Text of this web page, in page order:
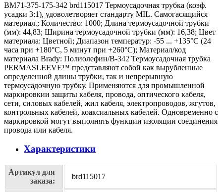
BM71-375-175-342 brd115017 Термоусадочная трубка (коэф.
усадки 3:1), удоволетворяет стандарту MIL. Самогасящийся
материал.; Количество: 1000; Длина термоусадочной трубки
(мм): 44,83; Ширина термоусадочной трубки (мм): 16,38; Цвет
материала: Цветной; Диапазон температур: -55 ... +135°С (24
часа при +180°С, 5 минут при +260°С); Материал/код
материала Brady: Полиолефин/В-342 Термоусадочная трубка
PERMASLEEVE™ представляют собой как вырубленные
определенной длины трубки, так и непрерывную
термоусадочную трубку. Применяются для промышленной
маркировкии защиты кабеля, провода, оптического кабеля,
сети, силовых кабелей, жил кабеля, электропроводов, жгутов,
контрольных кабелей, коаксиальных кабелей. Одновременно с
маркировкой могут выполнять функции изоляции соединения
провода или кабеля.
Характеристики
Артикул для
заказа:
brd115017